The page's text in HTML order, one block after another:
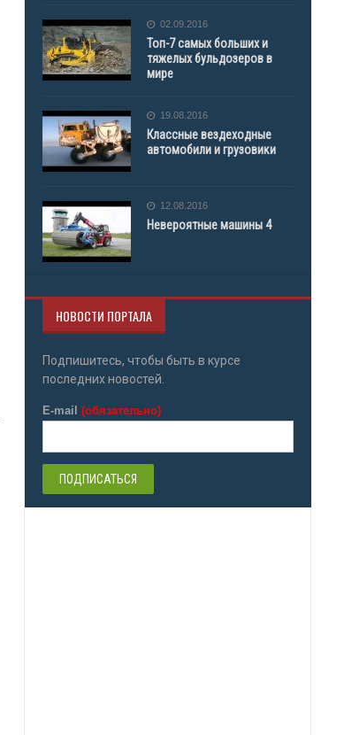
02.09.2016
Топ-7 самых больших и
тяжелых бульдозеров в
мире
19.08.2016
Классные вездеходные
автомобили и грузовики
12.08.2016
Невероятные машины 4
НОВОСТИ ПОРТАЛА
Подпишитесь, чтобы быть в курсе
последних новостей.
E-mail (обязательно)